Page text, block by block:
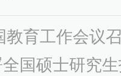
育工作会议
国硕士研究